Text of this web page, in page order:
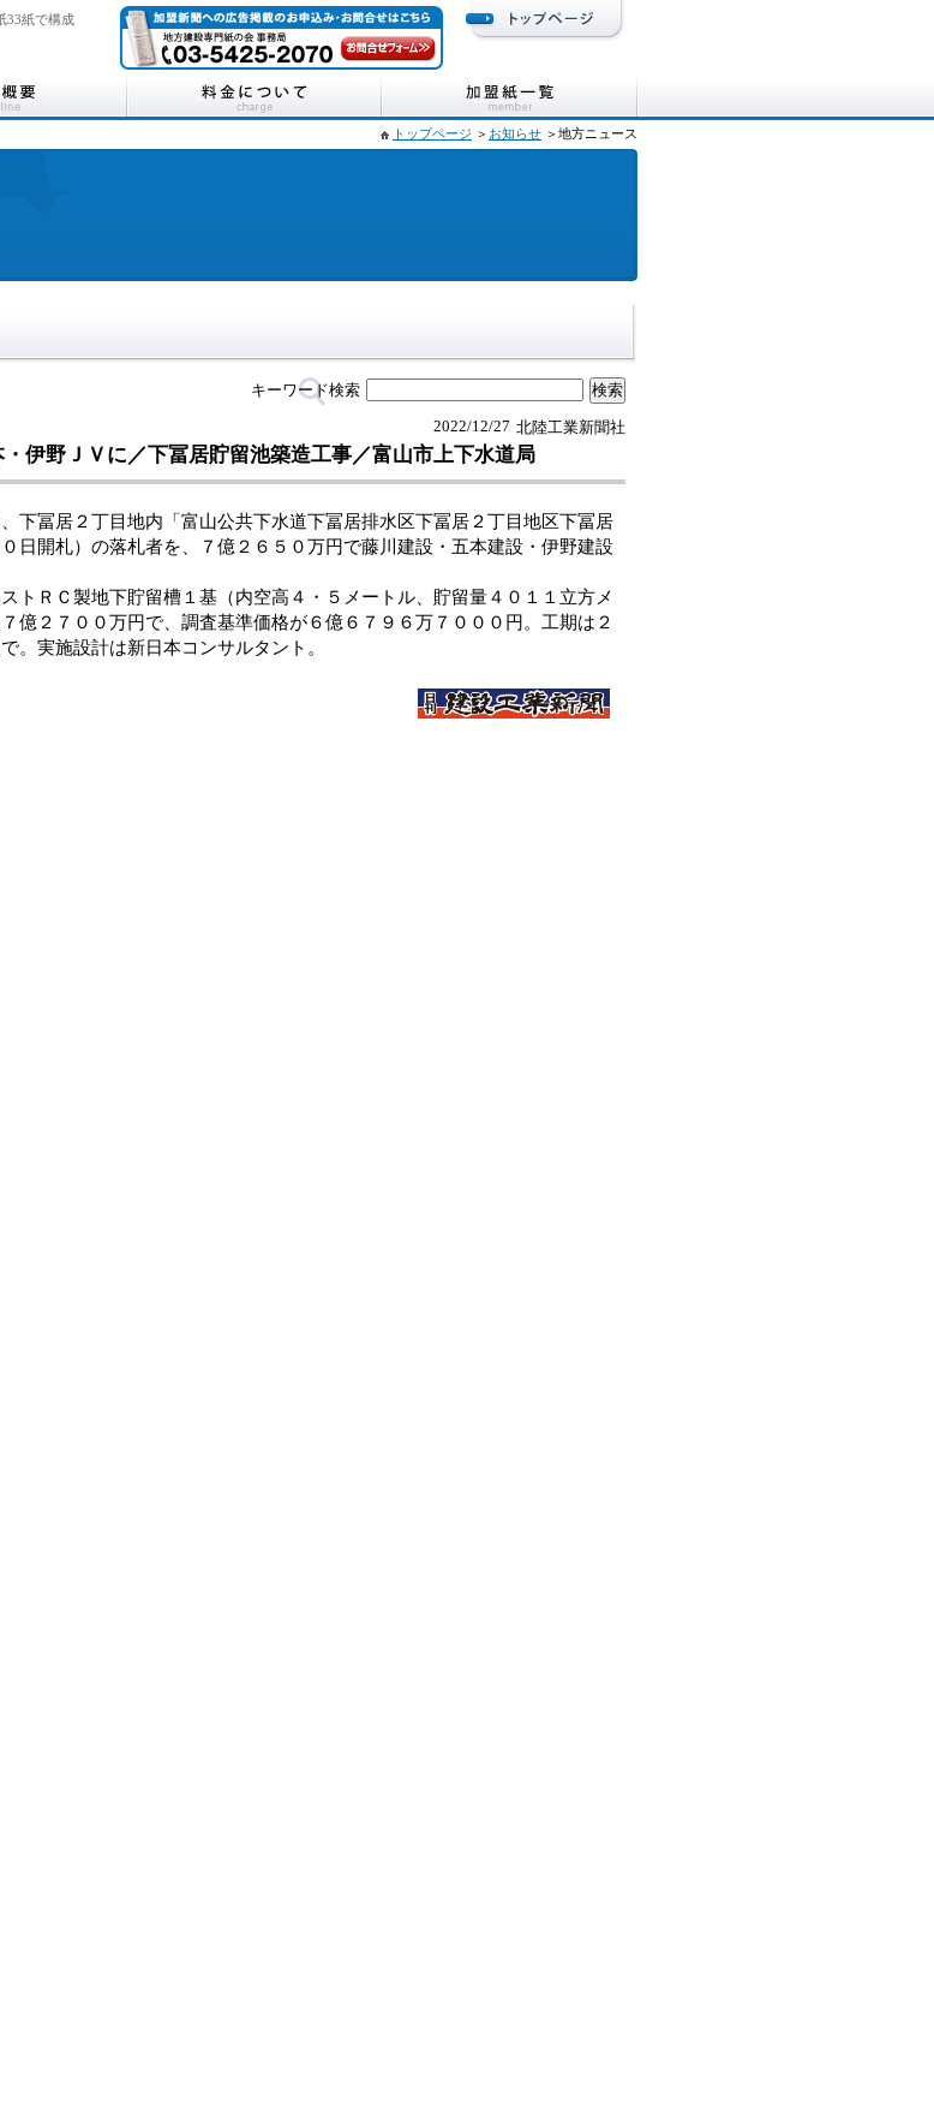
33紙で構成
トップページ ＞ お知らせ ＞地方ニュース
キーワード検索
北陸工業新聞社
2022/12/27
・伊野ＪＶに／下冨居貯留池築造工事／富山市上下水道局
下冨居２丁目地内「富山公共下水道下冨居排水区下冨居２丁目地区下冨居
日開札）の落札者を、７億２６５０万円で藤川建設・五本建設・伊野建設
トＲＣ製地下貯留槽１基（内空高４・５メートル、貯留量４０１１立方メ
億２７００万円で、調査基準価格が６億６７９６万７０００円。工期は２
。実施設計は新日本コンサルタント。